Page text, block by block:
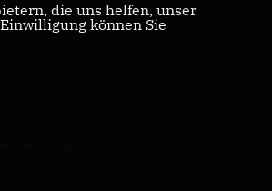
die uns helfen, unser
können Sie